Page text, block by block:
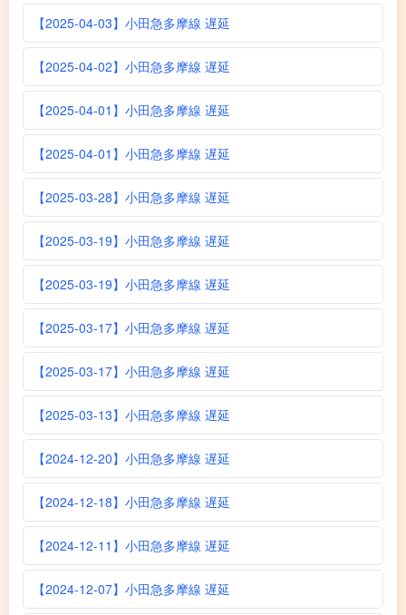
【2025-04-03】小田急多摩線 遅延
【2025-04-02】小田急多摩線 遅延
【2025-04-01】小田急多摩線 遅延
【2025-04-01】小田急多摩線 遅延
【2025-03-28】小田急多摩線 遅延
【2025-03-19】小田急多摩線 遅延
【2025-03-19】小田急多摩線 遅延
【2025-03-17】小田急多摩線 遅延
【2025-03-17】小田急多摩線 遅延
【2025-03-13】小田急多摩線 遅延
【2024-12-20】小田急多摩線 遅延
【2024-12-18】小田急多摩線 遅延
【2024-12-11】小田急多摩線 遅延
【2024-12-07】小田急多摩線 遅延